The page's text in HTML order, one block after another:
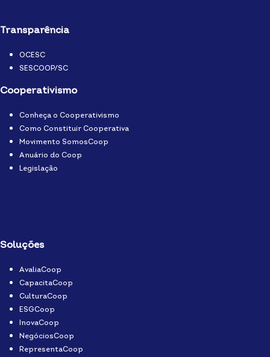
Transparência
OCESC
SESCOOP/SC
Cooperativismo
Conheça o Cooperativismo
Como Constituir Cooperativa
Movimento SomosCoop
Anuário do Coop
Legislação
Soluções
AvaliaCoop
CapacitaCoop
CulturaCoop
ESGCoop
InovaCoop
NegóciosCoop
RepresentaCoop